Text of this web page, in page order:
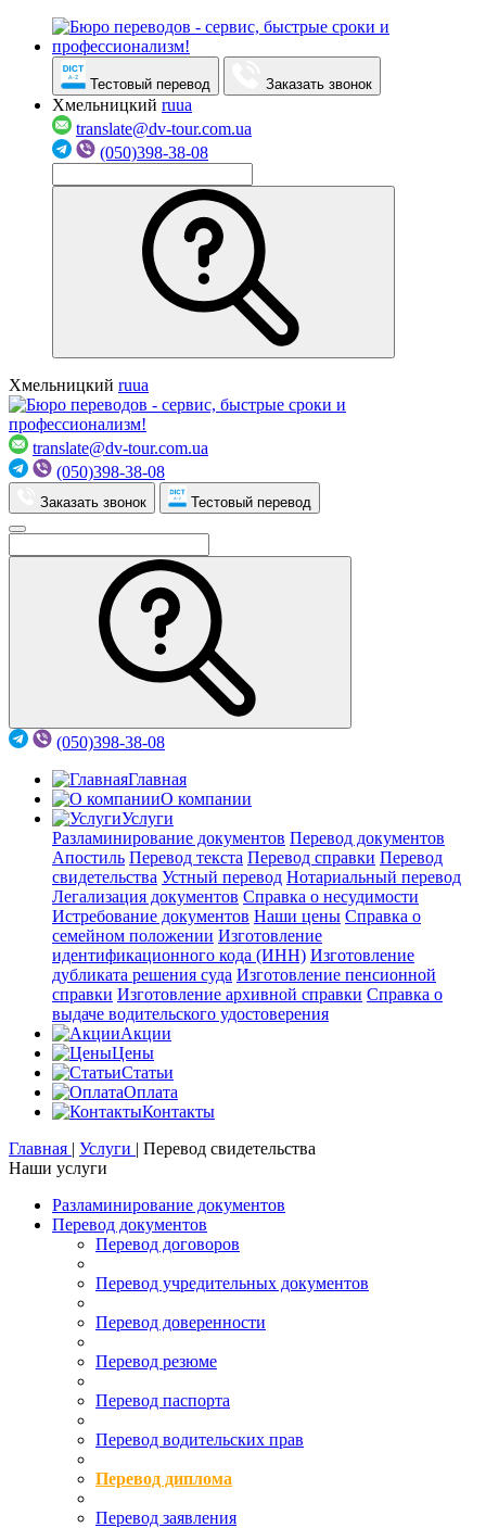
Тестовый перевод Заказать звонок
Хмельницкий ruua
translate@dv-tour.com.ua
(050)398-38-08
Хмельницкий ruua
translate@dv-tour.com.ua
(050)398-38-08
Заказать звонок Тестовый перевод
(050)398-38-08
Главная
О компании
Услуги
Разламинирование документов Перевод документов
Апостиль Перевод текста Перевод справки Перевод
свидетельства Устный перевод Нотариальный перевод
Легализация документов Справка о несудимости
Истребование документов Наши цены Справка о
семейном положении Изготовление
идентификационного кода (ИНН) Изготовление
дубликата решения суда Изготовление пенсионной
справки Изготовление архивной справки Справка о
выдаче водительского удостоверения
Акции
Цены
Статьи
Оплата
Контакты
Главная | Услуги | Перевод свидетельства
Наши услуги
Разламинирование документов
Перевод документов
Перевод договоров
Перевод учредительных документов
Перевод доверенности
Перевод резюме
Перевод паспорта
Перевод водительских прав
Перевод диплома
Перевод заявления